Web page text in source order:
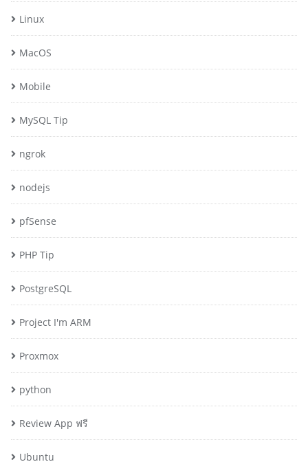
Linux
MacOS
Mobile
MySQL Tip
ngrok
nodejs
pfSense
PHP Tip
PostgreSQL
Project I'm ARM
Proxmox
python
Review App ฟรี
Ubuntu